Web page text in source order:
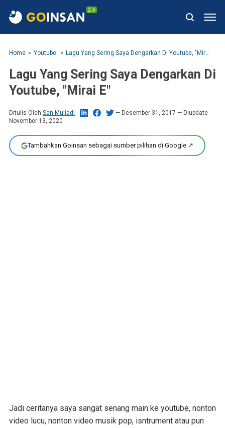
2.4
Home Youtube Lagu Yang Sering Saya Dengarkan Di Youtube, "Mirai E"
Lagu Yang Sering Saya Dengarkan Di
Youtube, "Mirai E"
Ditulis Oleh San Muliadi Desember 31, 2017 — Diupdate
November 13, 2020
Tambahkan Goinsan sebagai sumber pilihan di Google ↗
Jadi ceritanya saya sangat senang main ke youtube, nonton
video lucu, nonton video musik pop, isntrument atau pun